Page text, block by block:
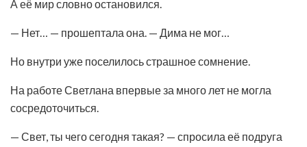
А её мир словно остановился.
— Нет… — прошептала она. — Дима не мог…
Но внутри уже поселилось страшное сомнение.
На работе Светлана впервые за много лет не могла
сосредоточиться.
— Свет, ты чего сегодня такая? — спросила её подруга